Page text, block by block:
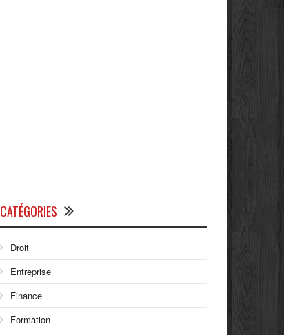
CATÉGORIES
Droit
Entreprise
Finance
Formation